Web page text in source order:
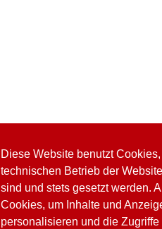
Diese Website benutzt
technischen Betrieb der
sind und stets gesetzt werden.
Cookies, um Inhalte und
personalisieren und die Zugriffe